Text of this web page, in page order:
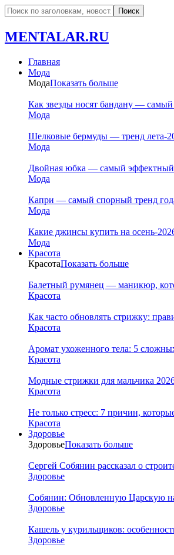
MENTALAR.RU
Главная
Мода
МодаПоказать больше
Как звезды носят бандану —
Мода
Шелковые бермуды — тренд лета-
Мода
Двойная юбка — самый эффектный
Мода
Капри — самый спорный тренд
Мода
Какие джинсы купить на осень-
Мода
Красота
КрасотаПоказать больше
Балетный румянец — маникюр,
Красота
Как часто обновлять стрижку:
Красота
Аромат ухоженного тела: 5
Красота
Модные стрижки для мальчика
Красота
Не только стресс: 7 причин,
Красота
Здоровье
ЗдоровьеПоказать больше
Сергей Собянин рассказал о
Здоровье
Собянин: Обновленную Царскую
Здоровье
Кашель у курильщиков:
Здоровье